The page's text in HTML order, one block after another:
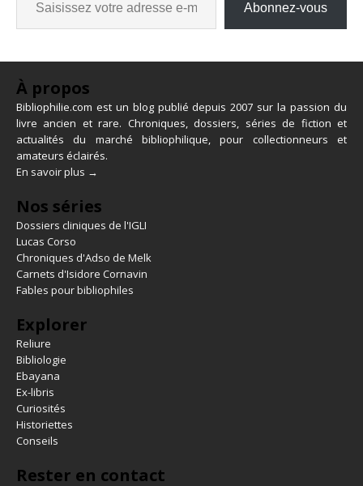
Abonnez-vous
À propos
Bibliophilie.com est un blog publié depuis 2007 sur la passion du
livre ancien et rare. Chroniques, dossiers, séries de fiction et
actualités du marché bibliophilique, pour collectionneurs et
amateurs éclairés.
En savoir plus →
Nos séries
Dossiers cliniques de l'IGLI
Lucas Corso
Chroniques d'Adso de Melk
Carnets d'Isidore Cornavin
Fables pour bibliophiles
Explorer
Reliure
Bibliologie
Ebayana
Ex-libris
Curiosités
Historiettes
Conseils
Rester en contact